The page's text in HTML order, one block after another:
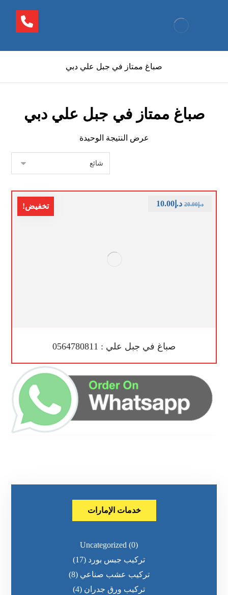
صباغ ممتاز في جبل علي دبي
صباغ ممتاز في جبل علي دبي
عرض النتيجة الوحيدة
تخفيض!
صباغ في جبل علي : 0564780811
د.إ20.00 د.إ10.00
خدمات الإمارات
Uncategorized (0)
تركيب جبس بورد (17)
تركيب عشب صناعي (8)
تركيب ورق جدران (4)